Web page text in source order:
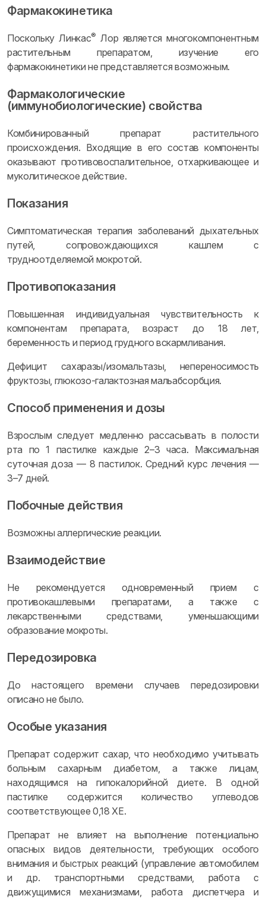
Фармакокинетика
Поскольку Линкас® Лор является многокомпонентным
растительным препаратом, изучение его
фармакокинетики не представляется возможным.
Фармакологические
(иммунобиологические) свойства
Комбинированный препарат растительного
происхождения. Входящие в его состав компоненты
оказывают противовоспалительное, отхаркивающее и
муколитическое действие.
Показания
Симптоматическая терапия заболеваний дыхательных
путей, сопровождающихся кашлем с
трудноотделяемой мокротой.
Противопоказания
Повышенная индивидуальная чувствительность к
компонентам препарата, возраст до 18 лет,
беременность и период грудного вскармливания.
Дефицит сахаразы/изомальтазы, непереносимость
фруктозы, глюкозо-галактозная мальабсорбция.
Способ применения и дозы
Взрослым следует медленно рассасывать в полости
рта по 1 пастилке каждые 2–3 часа. Максимальная
суточная доза — 8 пастилок. Средний курс лечения —
3–7 дней.
Побочные действия
Возможны аллергические реакции.
Взаимодействие
Не рекомендуется одновременный прием с
противокашлевыми препаратами, а также с
лекарственными средствами, уменьшающими
образование мокроты.
Передозировка
До настоящего времени случаев передозировки
описано не было.
Особые указания
Препарат содержит сахар, что необходимо учитывать
больным сахарным диабетом, а также лицам,
находящимся на гипокалорийной диете. В одной
пастилке содержится количество углеводов
соответствующее 0,18 ХЕ.
Препарат не влияет на выполнение потенциально
опасных видов деятельности, требующих особого
внимания и быстрых реакций (управление автомобилем
и др. транспортными средствами, работа с
движущимися механизмами, работа диспетчера и